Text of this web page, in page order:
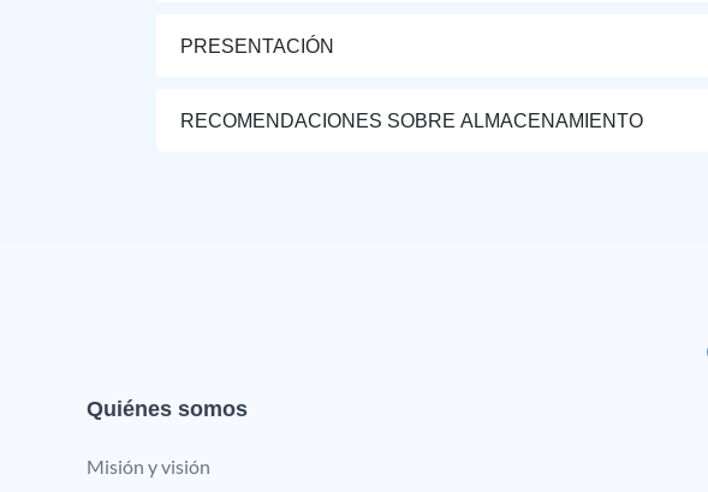
PRESENTACIÓN
RECOMENDACIONES SOBRE ALMACENAMIENTO
Quiénes somos
Misión y visión